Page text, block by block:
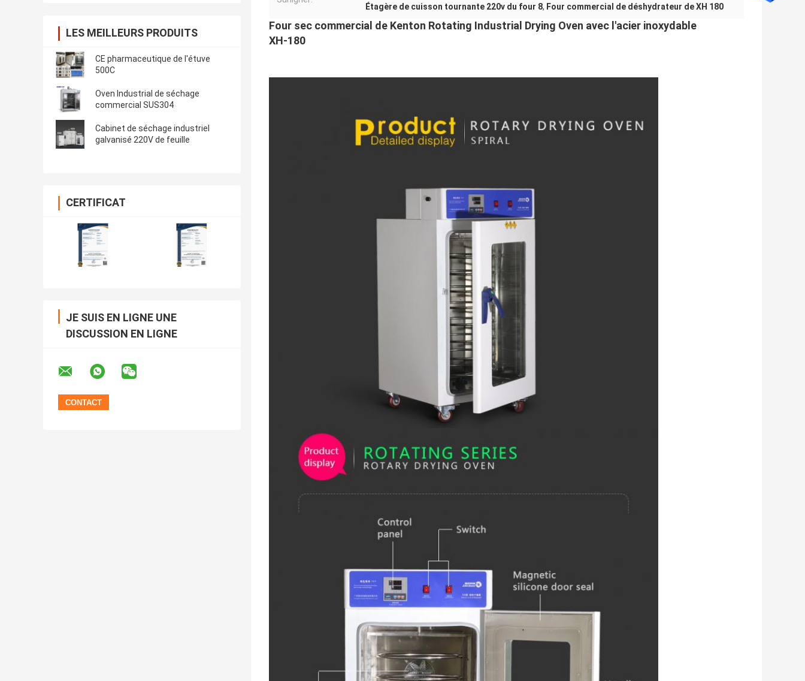
LES MEILLEURS PRODUITS
CE pharmaceutique de l'étuve
500C
Oven Industrial de séchage
commercial SUS304
Cabinet de séchage industriel
galvanisé 220V de feuille
CERTIFICAT
JE SUIS EN LIGNE UNE
DISCUSSION EN LIGNE
Étagère de cuisson tournante 220v du four 8, Four commercial de déshydrateur de XH 180
Four sec commercial de Kenton Rotating Industrial Drying Oven avec l'acier inoxydable
XH-180